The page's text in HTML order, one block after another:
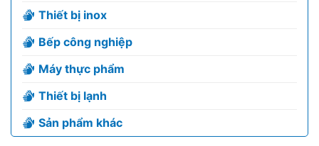
Thiết bị inox
Bếp công nghiệp
Máy thực phẩm
Thiết bị lạnh
Sản phẩm khác